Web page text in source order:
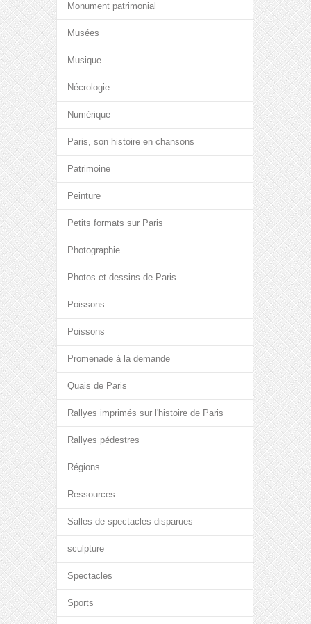
Monument patrimonial
Musées
Musique
Nécrologie
Numérique
Paris, son histoire en chansons
Patrimoine
Peinture
Petits formats sur Paris
Photographie
Photos et dessins de Paris
Poissons
Poissons
Promenade à la demande
Quais de Paris
Rallyes imprimés sur l'histoire de Paris
Rallyes pédestres
Régions
Ressources
Salles de spectacles disparues
sculpture
Spectacles
Sports